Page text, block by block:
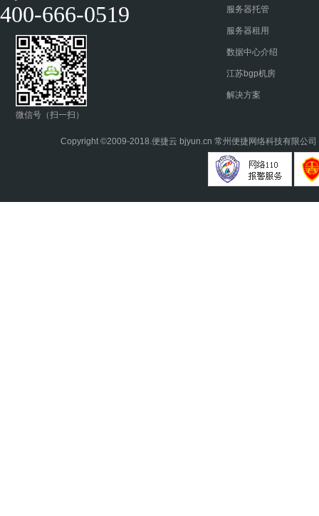
400-666-0519
微信号（扫一扫）
服务器托管
服务器租用
数据中心介绍
江苏bgp机房
解决方案
Copyright ©2009-2018.便捷云 bjyun.cn 常州便捷网络科技有限公